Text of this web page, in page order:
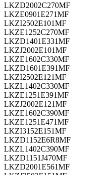
LKZD2002C270MF
LKZE0901E271MF
LKZI2502E101MF
LKZE1252C270MF
LKZD1401E331MF
LKZJ2002E101MF
LKZE1602C330MF
LKZD1601E391MF
LKZI2502E121MF
LKZL1402C330MF
LKZE1251E391MF
LKZJ2002E121MF
LKZE1602C390MF
LKZE1251E471MF
LKZI3152E151MF
LKZD1152E6R8MF
LKZL1402C390MF
LKZD1151J470MF
LKZD2001E561MF